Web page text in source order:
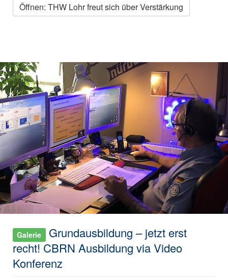
Öffnen: THW Lohr freut sich über Verstärkung
Galerie
Grundausbildung – jetzt erst
recht! CBRN Ausbildung via Video
Konferenz